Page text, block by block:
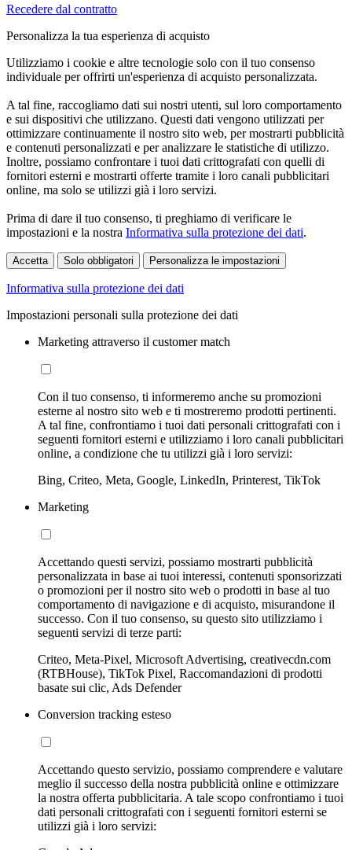
Recedere dal contratto
Personalizza la tua esperienza di acquisto
Utilizziamo i cookie e altre tecnologie solo con il tuo consenso
individuale per offrirti un'esperienza di acquisto personalizzata.
A tal fine, raccogliamo dati sui nostri utenti, sul loro comportamento
e sui dispositivi che utilizzano. Questi dati vengono utilizzati per
ottimizzare continuamente il nostro sito web, per mostrarti pubblicità
e contenuti personalizzati e per analizzare le statistiche di utilizzo.
Inoltre, possiamo confrontare i tuoi dati crittografati con quelli di
fornitori esterni e mostrarti offerte tramite i loro canali pubblicitari
online, ma solo se utilizzi già i loro servizi.
Prima di dare il tuo consenso, ti preghiamo di verificare le
impostazioni e la nostra Informativa sulla protezione dei dati.
Accetta Solo obbligatori Personalizza le impostazioni
Informativa sulla protezione dei dati
Impostazioni personali sulla protezione dei dati
Marketing attraverso il customer match
Con il tuo consenso, ti informeremo anche su promozioni
esterne al nostro sito web e ti mostreremo prodotti pertinenti.
A tal fine, confrontiamo i tuoi dati personali crittografati con i
seguenti fornitori esterni e utilizziamo i loro canali pubblicitari
online, a condizione che tu utilizzi già i loro servizi:
Bing, Criteo, Meta, Google, LinkedIn, Printerest, TikTok
Marketing
Accettando questi servizi, possiamo mostrarti pubblicità
personalizzata in base ai tuoi interessi, contenuti sponsorizzati
o promozioni per il nostro sito web o prodotti in base al tuo
comportamento di navigazione e di acquisto, misurandone il
successo. Con il tuo consenso, su questo sito utilizziamo i
seguenti servizi di terze parti:
Criteo, Meta-Pixel, Microsoft Advertising, creativecdn.com
(RTBHouse), TikTok Pixel, Raccomandazioni di prodotti
basate sui clic, Ads Defender
Conversion tracking esteso
Accettando questo servizio, possiamo comprendere e valutare
meglio il successo della nostra pubblicità online e ottimizzare
la nostra offerta pubblicitaria. A tale scopo confrontiamo i tuoi
dati personali crittografati con i seguenti fornitori esterni se
utilizzi già i loro servizi: